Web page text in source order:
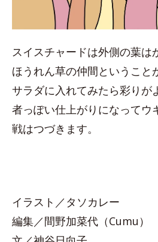
スイスチャードは外側の葉は
ほうれん草の仲間ということ
サラダに入れてみたら彩りが
者っぽい仕上がりになってウ
戦はつづきます。
イラスト／タソカレー
編集／間野加菜代（Cumu）